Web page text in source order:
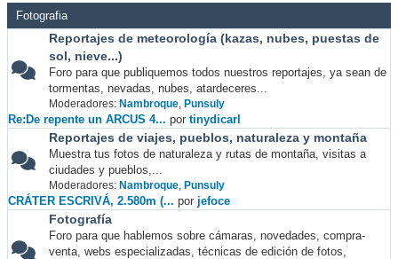
Fotografia
Reportajes de meteorología (kazas, nubes, puestas de
sol, nieve...)
Foro para que publiquemos todos nuestros reportajes, ya sean de
tormentas, nevadas, nubes, atardeceres...
Moderadores: Nambroque, Punsuly
Re:De repente un ARCUS 4... por tinydicarl
Reportajes de viajes, pueblos, naturaleza y montaña
Muestra tus fotos de naturaleza y rutas de montaña, visitas a
ciudades y pueblos,...
Moderadores: Nambroque, Punsuly
CRÁTER ESCRIVÁ, 2.580m (... por jefoce
Fotografía
Foro para que hablemos sobre cámaras, novedades, compra-
venta, webs especializadas, técnicas de edición de fotos,